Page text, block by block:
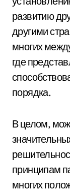
развитию
другими
многих
где
порядка.
В целом,
принципам
многих